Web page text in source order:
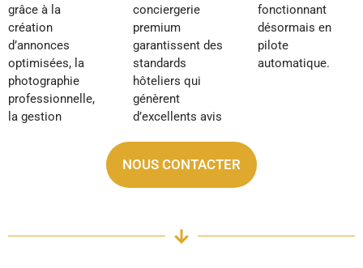
grâce à la
création
d’annonces
optimisées, la
photographie
professionnelle,
la gestion
conciergerie
premium
garantissent des
standards
hôteliers qui
génèrent
d’excellents avis
fonctionnant
désormais en
pilote
automatique.
NOUS CONTACTER